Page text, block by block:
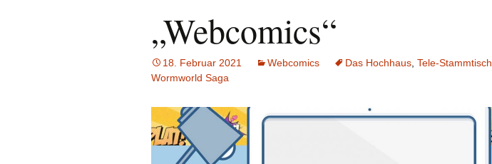
„Webcomics“
18. Februar 2021 Webcomics Das Hochhaus Tele-Stammtisch
Wormworld Saga